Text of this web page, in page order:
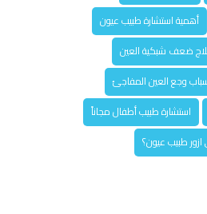
أهمية استشارة طبيب عيون
ضعف شبكية العين
وجع العين المفاجئ
استشارة طبيب أطفال مجاناً
طبيب عيون؟